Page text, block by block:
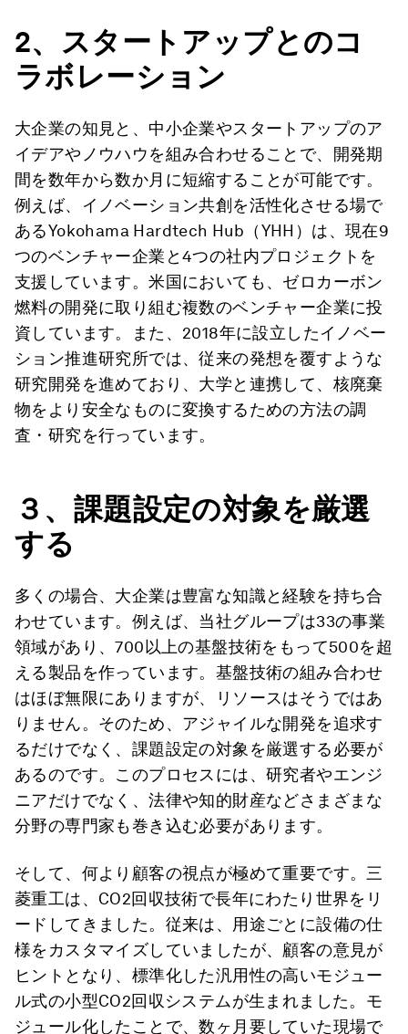
2、スタートアップとのコ
ラボレーション
大企業の知見と、中小企業やスタートアップのア
イデアやノウハウを組み合わせることで、開発期
間を数年から数か月に短縮することが可能です。
例えば、イノベーション共創を活性化させる場で
あるYokohama Hardtech Hub（YHH）は、現在9
つのベンチャー企業と4つの社内プロジェクトを
支援しています。米国においても、ゼロカーボン
燃料の開発に取り組む複数のベンチャー企業に投
資しています。また、2018年に設立したイノベー
ション推進研究所では、従来の発想を覆すような
研究開発を進めており、大学と連携して、核廃棄
物をより安全なものに変換するための方法の調
査・研究を行っています。
３、課題設定の対象を厳選
する
多くの場合、大企業は豊富な知識と経験を持ち合
わせています。例えば、当社グループは33の事業
領域があり、700以上の基盤技術をもって500を超
える製品を作っています。基盤技術の組み合わせ
はほぼ無限にありますが、リソースはそうではあ
りません。そのため、アジャイルな開発を追求す
るだけでなく、課題設定の対象を厳選する必要が
あるのです。このプロセスには、研究者やエンジ
ニアだけでなく、法律や知的財産などさまざまな
分野の専門家も巻き込む必要があります。
そして、何より顧客の視点が極めて重要です。三
菱重工は、CO2回収技術で長年にわたり世界をリ
ードしてきました。従来は、用途ごとに設備の仕
様をカスタマイズしていましたが、顧客の意見が
ヒントとなり、標準化した汎用性の高いモジュー
ル式の小型CO2回収システムが生まれました。モ
ジュール化したことで、数ヶ月要していた現場で